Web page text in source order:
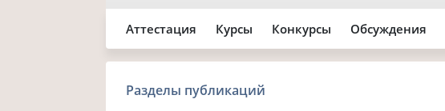
Аттестация Курсы Конкурсы Обсуждения
Разделы публикаций